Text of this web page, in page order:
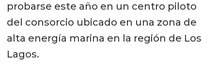
probarse este año en un centro piloto
del consorcio ubicado en una zona de
alta energía marina en la región de Los
Lagos.